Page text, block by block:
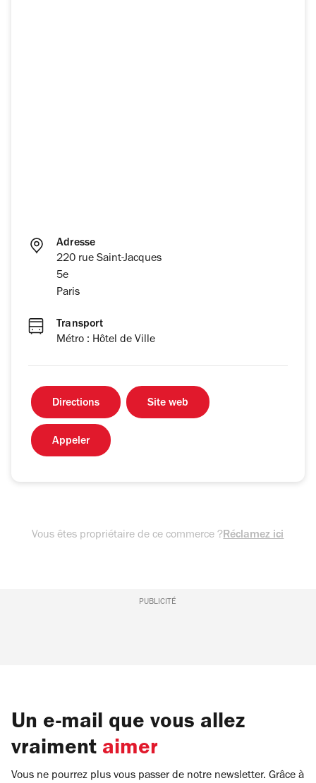
Adresse
220 rue Saint-Jacques
5e
Paris
Transport
Métro : Hôtel de Ville
Directions Site web
Appeler
Vous êtes propriétaire de ce commerce ?Réclamez ici
PUBLICITÉ
Un e-mail que vous allez
vraiment aimer
Vous ne pourrez plus vous passer de notre newsletter. Grâce à